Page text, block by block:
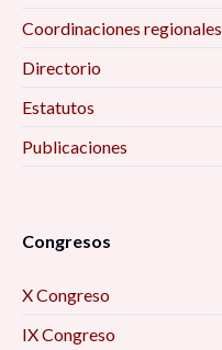
Coordinaciones regionales
Directorio
Estatutos
Publicaciones
Congresos
X Congreso
IX Congreso